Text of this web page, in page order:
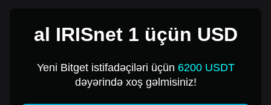
al IRISnet 1 üçün USD
Yeni Bitget istifadəçiləri üçün 6200 USDT
dəyərində xoş gəlmisiniz!